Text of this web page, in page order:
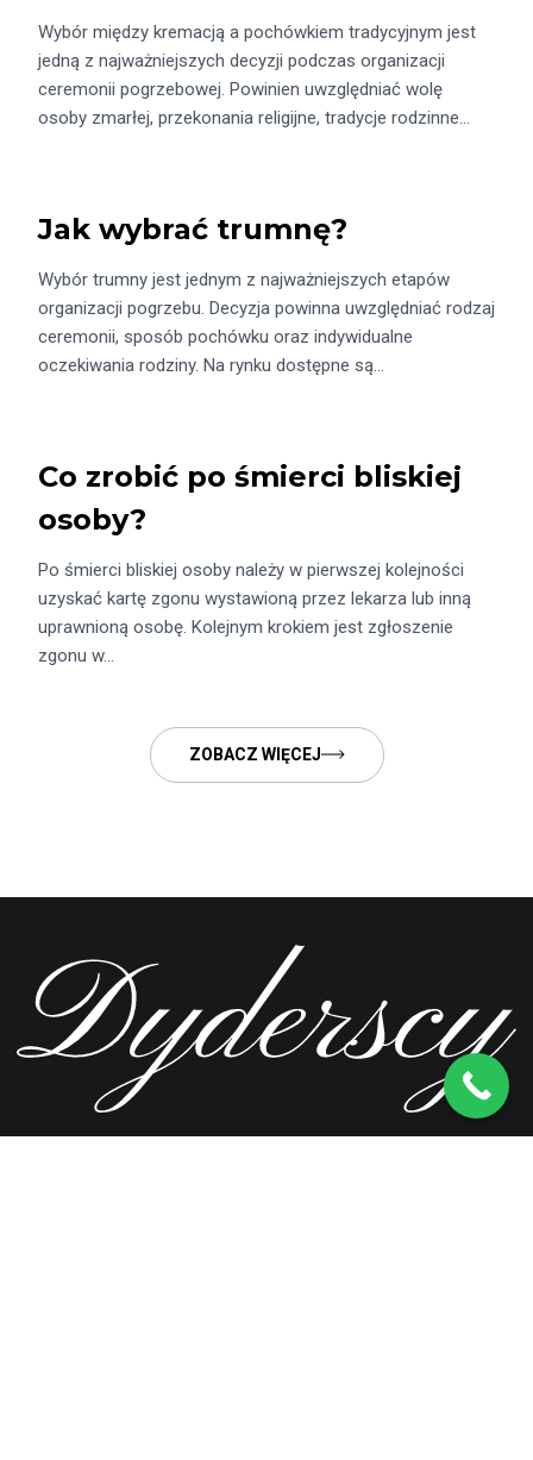
Wybór między kremacją a pochówkiem tradycyjnym jest
jedną z najważniejszych decyzji podczas organizacji
ceremonii pogrzebowej. Powinien uwzględniać wolę
osoby zmarłej, przekonania religijne, tradycje rodzinne…
Jak wybrać trumnę?
Wybór trumny jest jednym z najważniejszych etapów
organizacji pogrzebu. Decyzja powinna uwzględniać rodzaj
ceremonii, sposób pochówku oraz indywidualne
oczekiwania rodziny. Na rynku dostępne są…
Co zrobić po śmierci bliskiej
osoby?
Po śmierci bliskiej osoby należy w pierwszej kolejności
uzyskać kartę zgonu wystawioną przez lekarza lub inną
uprawnioną osobę. Kolejnym krokiem jest zgłoszenie
zgonu w…
ZOBACZ WIĘCEJ